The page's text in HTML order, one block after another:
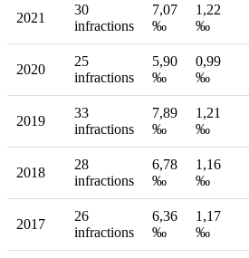
2021
30
infractions
7,07
‰
1,22
‰
2020
25
infractions
5,90
‰
0,99
‰
2019
33
infractions
7,89
‰
1,21
‰
2018
28
infractions
6,78
‰
1,16
‰
2017
26
infractions
6,36
‰
1,17
‰